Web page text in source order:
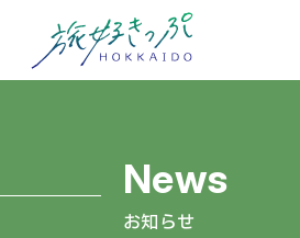
お知らせ